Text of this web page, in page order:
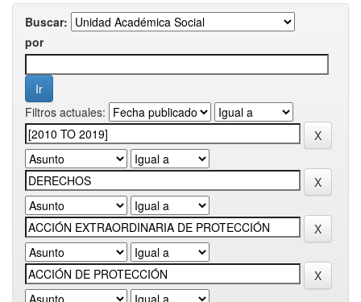
Buscar:
por
Filtros actuales: